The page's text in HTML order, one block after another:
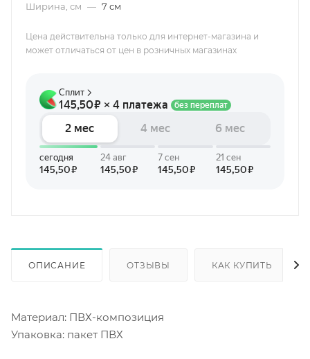
Ширина, см — 7 см
Цена действительна только для интернет-магазина и
может отличаться от цен в розничных магазинах
ОПИСАНИЕ ОТЗЫВЫ КАК КУПИТЬ
Материал: ПВХ-композиция
Упаковка: пакет ПВХ